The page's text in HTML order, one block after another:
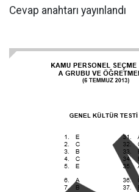
Cevap anahtarı yayınlandı